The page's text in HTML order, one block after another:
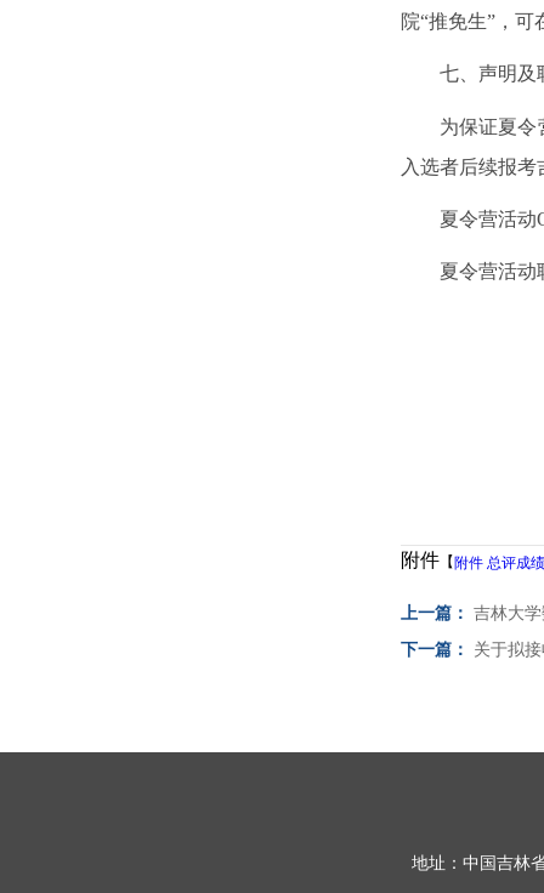
院“推免生”，可
七、声明及
为保证夏令
入选者后续报
夏令营活动
夏令营活动
附件 【附件 总评成
上一篇： 吉林大
下一篇： 关于拟
地址：中国吉林